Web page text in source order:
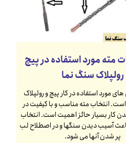
مورد استفاده در پیچ
رولپلاک سنگ نما
مورد استفاده در کار پیچ و رولپلاک
انتخاب مته مناسب و با کیفیت در
کار بسیار حائز اهمیت است. انتخاب
آسیب دیدن سنگها و در اصطلاح لب
پر شدن آنها می شود.